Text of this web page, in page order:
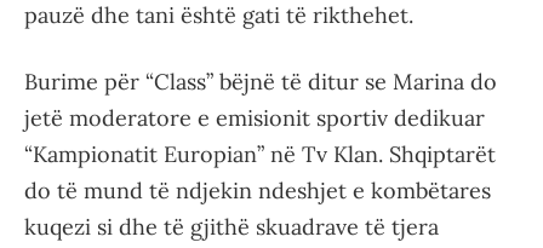
pauzë dhe tani është gati të rikthehet.
Burime për “Class” bëjnë të ditur se Marina do
jetë moderatore e emisionit sportiv dedikuar
“Kampionatit Europian” në Tv Klan. Shqiptarët
do të mund të ndjekin ndeshjet e kombëtares
kuqezi si dhe të gjithë skuadrave të tjera